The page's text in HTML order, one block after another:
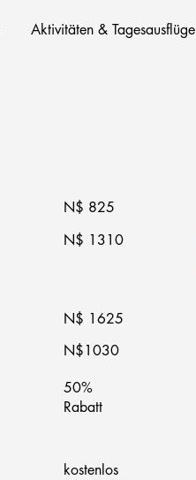
Aktivitäten & Tagesausflüge
N$ 825
N$ 1310
N$ 1625
N$1030
50%
Rabatt
kostenlos